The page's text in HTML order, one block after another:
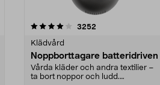
3252
Klädvård
Noppborttagare batteridriven
Vårda kläder och andra textilier –
ta bort noppor och ludd.
4.5av 5 stjärnor